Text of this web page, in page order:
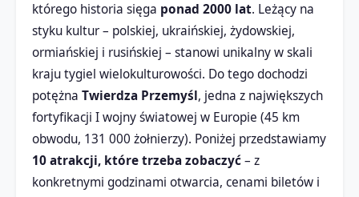
którego historia sięga ponad 2000 lat. Leżący na
styku kultur – polskiej, ukraińskiej, żydowskiej,
ormiańskiej i rusińskiej – stanowi unikalny w skali
kraju tygiel wielokulturowości. Do tego dochodzi
potężna Twierdza Przemyśl, jedna z największych
fortyfikacji I wojny światowej w Europie (45 km
obwodu, 131 000 żołnierzy). Poniżej przedstawiamy
10 atrakcji, które trzeba zobaczyć– z
konkretnymi godzinami otwarcia, cenami biletów i